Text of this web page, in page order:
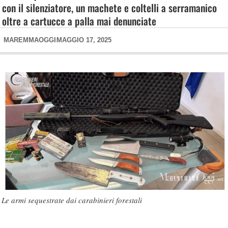
con il silenziatore, un machete e coltelli a serramanico
oltre a cartucce a palla mai denunciate
MAREMMAOGGI MAGGIO 17, 2025
Le armi sequestrate dai carabinieri forestali